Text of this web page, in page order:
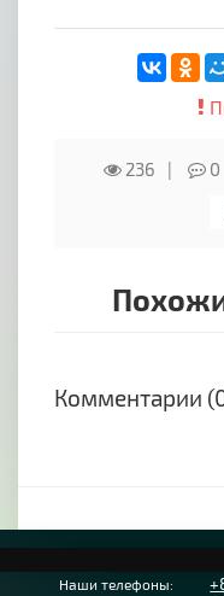
236 0
Комментарии
Наши телефоны: